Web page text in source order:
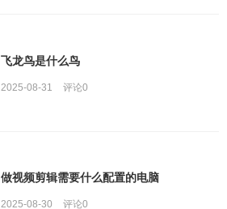
飞龙鸟是什么鸟
2025-08-31 评论0
做视频剪辑需要什么配置的电脑
2025-08-30 评论0